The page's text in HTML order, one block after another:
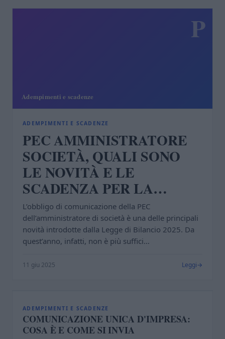
P
ADEMPIMENTI E SCADENZE
PEC AMMINISTRATORE
SOCIETÀ, QUALI SONO
LE NOVITÀ E LE
SCADENZA PER LA
COMUNICAZIONE
L’obbligo di comunicazione della PEC
dell’amministratore di società è una delle principali
novità introdotte dalla Legge di Bilancio 2025. Da
quest’anno, infatti, non è più suffici…
11 giu 2025 Leggi
C
ADEMPIMENTI E SCADENZE
COMUNICAZIONE UNICA D'IMPRESA:
COSA È E COME SI INVIA